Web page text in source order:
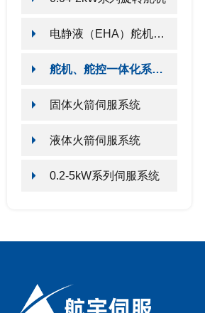
电静液（EHA）舵机系列产品
舵机、舵控一体化系列产品
固体火箭伺服系统
液体火箭伺服系统
0.2-5kW系列伺服系统